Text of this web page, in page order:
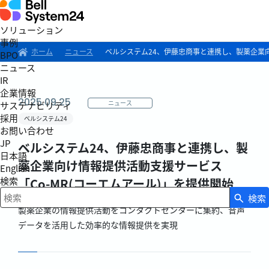
ソリューション
事例
BPO
ニュース
IR
企業情報
サステナビリティ
採用
お問い合わせ
JP
日本語
English
検索
検索キーワード入力
検索
ホーム ニュース ベルシステム24、伊藤忠商事と連携し、製薬企
2025.09.25
ニュース
ベルシステム24
ベルシステム24、伊藤忠商事と連携し、製
薬企業向け情報提供活動支援サービス
「Co-MR(コーエムアール)」を提供開始
製薬企業の情報提供活動をコンタクトセンターに集約、音声
データを活用した効率的な情報提供を実現